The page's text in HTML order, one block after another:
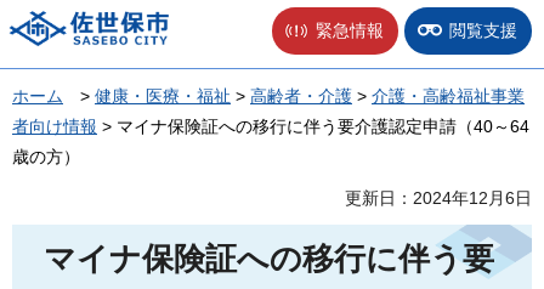
佐世保市 緊急情報 閲覧支援
ホーム > 健康・医療・福祉 > 高齢者・介護 > 介護・高齢福祉事業
者向け情報 > マイナ保険証への移行に伴う要介護認定申請（40～64
歳の方）
更新日：2024年12月6日
マイナ保険証への移行に伴う要